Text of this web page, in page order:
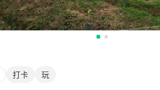
打卡 玩